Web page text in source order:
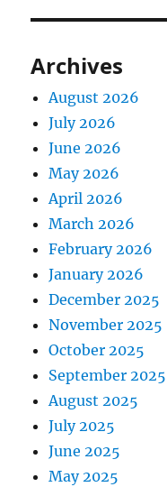
Archives
August 2026
July 2026
June 2026
May 2026
April 2026
March 2026
February 2026
January 2026
December 2025
November 2025
October 2025
September 2025
August 2025
July 2025
June 2025
May 2025